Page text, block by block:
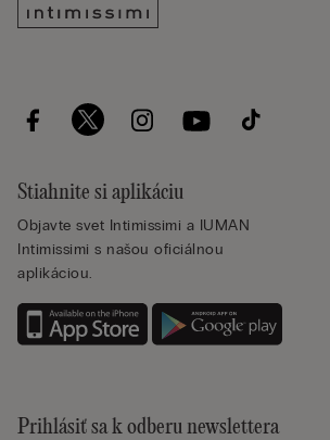
Stiahnite si aplikáciu
Objavte svet Intimissimi a IUMAN
Intimissimi s našou oficiálnou
aplikáciou.
Prihlásiť sa k odberu newslettera